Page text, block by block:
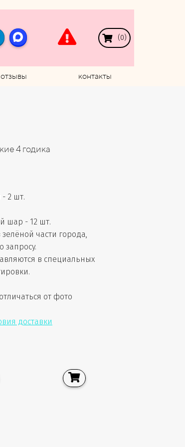
( 0 )
отзывы контакты
4 годика
2 шт.
шар - 12 шт.
части города,
запросу.
в специальных
от фото
доставки